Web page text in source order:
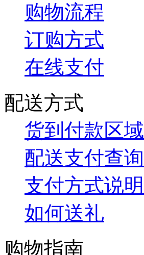
购物流程
订购方式
在线支付
配送方式
货到付款区域
配送支付查询
支付方式说明
如何送礼
购物指南